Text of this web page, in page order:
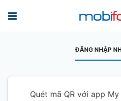
ĐĂNG NHẬP
Quét mã QR với app